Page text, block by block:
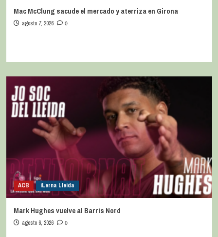
Mac McClung sacude el mercado y aterriza en Girona
agosto 7, 2026 0
ACB iLerna Lleida
Mark Hughes vuelve al Barris Nord
agosto 6, 2026 0